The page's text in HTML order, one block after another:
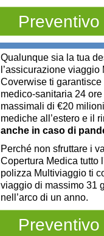
Preventivo
Qualunque sia la tua
l’assicurazione viaggio
Coverwise ti garantisce
medico-sanitaria 24
massimali di €20
mediche all’estero e il
anche in caso di
Perché non sfruttare i
Copertura Medica tutto
polizza Multiviaggio ti
viaggio di massimo 31
nell’arco di un anno.
Preventivo